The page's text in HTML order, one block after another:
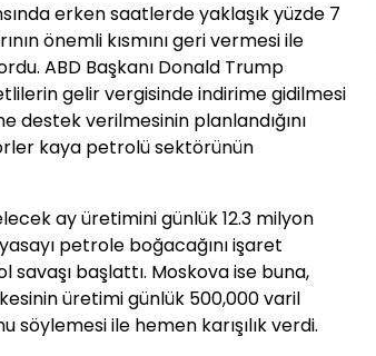
erken saatlerde yaklaşık yüzde 7
önemli kısmını geri vermesi ile
ABD Başkanı Donald Trump
gelir vergisinde indirime gidilmesi
verilmesinin planlandığını
kaya petrolü sektörünün
ay üretimini günlük 12.3 milyon
petrole boğacağını işaret
başlattı. Moskova ise buna,
üretimi günlük 500,000 varil
ile hemen karışılık verdi.